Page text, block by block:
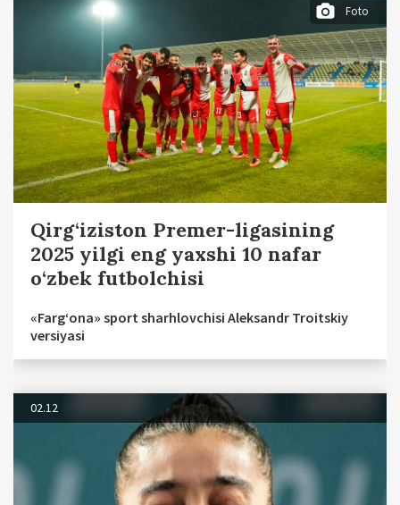
Foto
Qirg‘iziston Premer-ligasining
2025 yilgi eng yaxshi 10 nafar
o‘zbek futbolchisi
«Farg‘ona» sport sharhlovchisi Aleksandr Troitskiy
versiyasi
02.12